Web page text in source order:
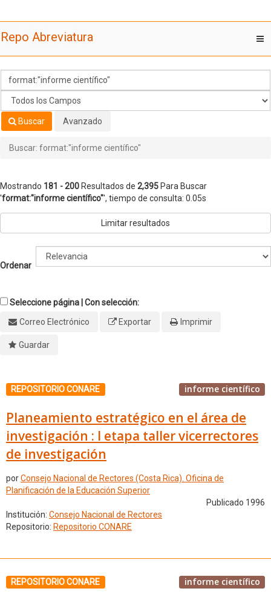
format:"informe científico"
Repo Abreviatura
Buscar Avanzado
Buscar: format:"informe científico"
Mostrando 181 - 200 Resultados de 2,395 Para Buscar
'format:"informe científico"', tiempo de consulta: 0.05s
Limitar resultados
Ordenar
Seleccione página | Con selección:
Correo Electrónico
Exportar Imprimir
Guardar
REPOSITORIO CONARE informe científico
Planeamiento estratégico en el área de
investigación : I etapa taller vicerrectores
de investigación
porConsejo Nacional de Rectores (Costa Rica). Oficina de
Planificación de la Educación Superior
Publicado 1996
Institución: Consejo Nacional de Rectores
Repositorio: Repositorio CONARE
REPOSITORIO CONARE informe científico